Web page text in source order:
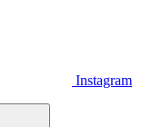
Instagram